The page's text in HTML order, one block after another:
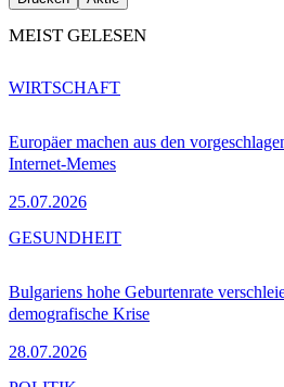
MEIST GELESEN
Europäer machen aus den
Internet-Memes
25.07.2026
WIRTSCHAFT
Bulgariens hohe Geburtenrate
demografische Krise
28.07.2026
GESUNDHEIT